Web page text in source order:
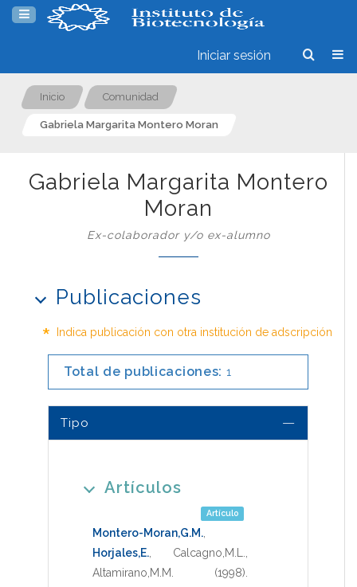
Iniciar sesión
Inicio Comunidad
Gabriela Margarita Montero Moran
Gabriela Margarita Montero
Moran
Ex-colaborador y/o ex-alumno
Publicaciones
* Indica publicación con otra institución de adscripción
Total de publicaciones: 1
Tipo
Artículos
Artículo
Montero-Moran,G.M.
Horjales,E.
Calcagno,M.L.
Altamirano,M.M.
(1998)